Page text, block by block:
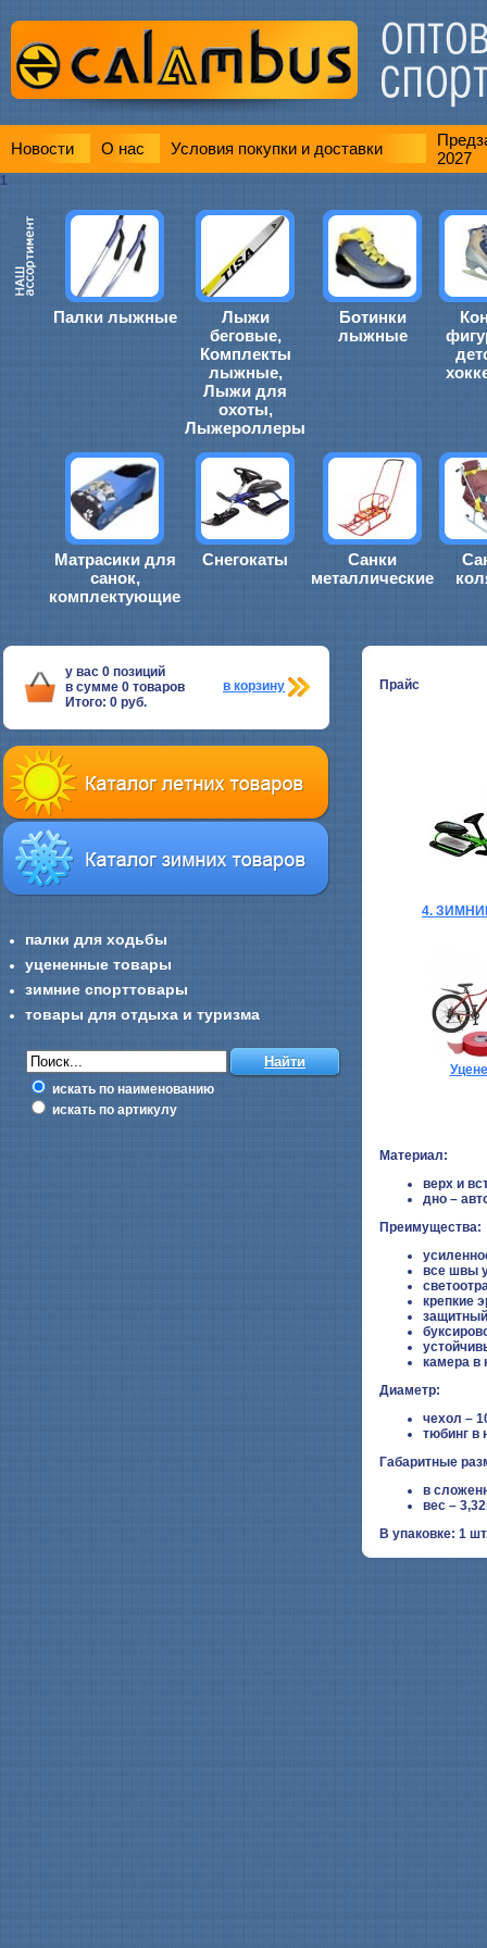
Новости О нас Условия покупки и доставки
2027
1
Палки лыжные
Лыжи
беговые,
Комплекты
лыжные,
Лыжи для
охоты,
Лыжероллеры
Ботинки
лыжные
Матрасики для
санок,
комплектующие
Снегокаты
Санки
металлические
у вас 0 позиций
в сумме 0 товаров
Итого: 0 руб.
в корзину
палки для ходьбы
уцененные товары
зимние спорттовары
товары для отдыха и туризма
искать по наименованию
искать по артикулу
Прайс
4.
Материал:
верх и
дно –
Преимущества:
все швы
крепкие
камера в
Диаметр:
чехол –
тюбинг в
Габаритные
в
вес –
В упаковке: 1